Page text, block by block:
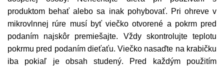
produktom behať alebo sa inak pohybovať. Pri ohreve v
mikrovlnnej rúre musí byť viečko otvorené a pokrm pred
podaním najskôr premiešajte. Vždy skontrolujte teplotu
pokrmu pred podaním dieťaťu. Viečko nasaďte na krabičku
iba pokiaľ je obsah studený. Pred každým použitím